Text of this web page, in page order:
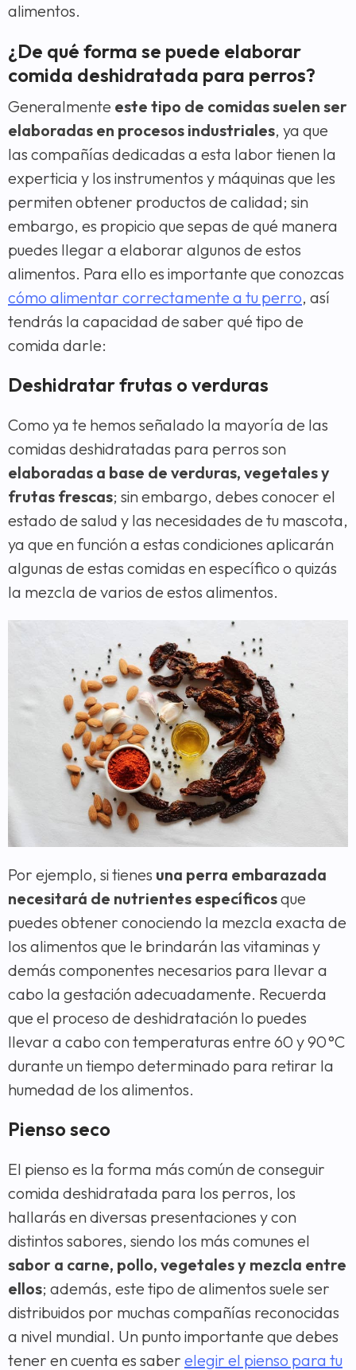
alimentos.
¿De qué forma se puede elaborar
comida deshidratada para perros?
Generalmente este tipo de comidas suelen ser
elaboradas en procesos industriales, ya que
las compañías dedicadas a esta labor tienen la
experticia y los instrumentos y máquinas que les
permiten obtener productos de calidad; sin
embargo, es propicio que sepas de qué manera
puedes llegar a elaborar algunos de estos
alimentos. Para ello es importante que conozcas
cómo alimentar correctamente a tu perro, así
tendrás la capacidad de saber qué tipo de
comida darle:
Deshidratar frutas o verduras
Como ya te hemos señalado la mayoría de las
comidas deshidratadas para perros son
elaboradas a base de verduras, vegetales y
frutas frescas; sin embargo, debes conocer el
estado de salud y las necesidades de tu mascota,
ya que en función a estas condiciones aplicarán
algunas de estas comidas en específico o quizás
la mezcla de varios de estos alimentos.
Por ejemplo, si tienes una perra embarazada
necesitará de nutrientes específicosque
puedes obtener conociendo la mezcla exacta de
los alimentos que le brindarán las vitaminas y
demás componentes necesarios para llevar a
cabo la gestación adecuadamente. Recuerda
que el proceso de deshidratación lo puedes
llevar a cabo con temperaturas entre 60 y 90 °C
durante un tiempo determinado para retirar la
humedad de los alimentos.
Pienso seco
El pienso es la forma más común de conseguir
comida deshidratada para los perros, los
hallarás en diversas presentaciones y con
distintos sabores, siendo los más comunes el
sabor a carne, pollo, vegetales y mezcla entre
ellos; además, este tipo de alimentos suele ser
distribuidos por muchas compañías reconocidas
a nivel mundial. Un punto importante que debes
tener en cuenta es saber elegir el pienso para tu